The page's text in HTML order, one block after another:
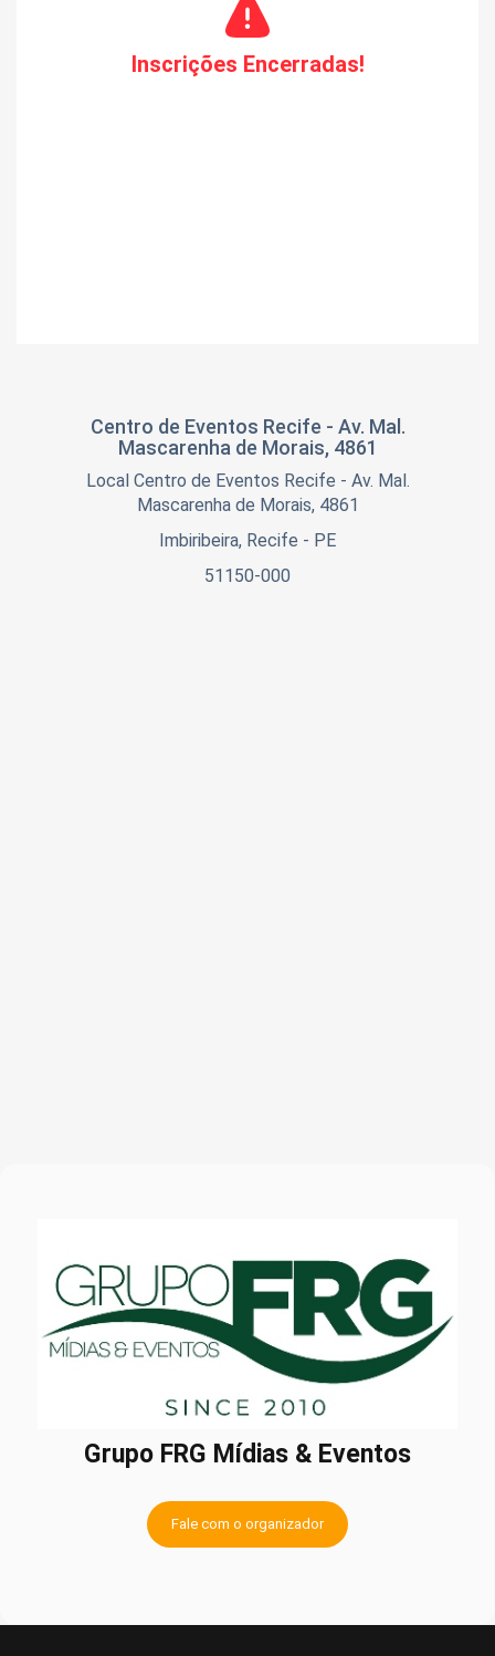
Inscrições Encerradas!
Centro de Eventos Recife - Av. Mal.
Mascarenha de Morais, 4861
Local Centro de Eventos Recife - Av. Mal.
Mascarenha de Morais, 4861
Imbiribeira, Recife - PE
51150-000
Grupo FRG Mídias & Eventos
Fale com o organizador